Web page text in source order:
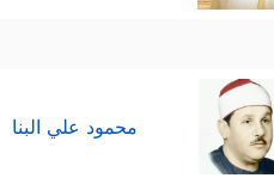
محمود علي البنا